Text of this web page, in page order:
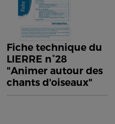
Fiche technique du
LIERRE n°28
"Animer autour des
chants d'oiseaux"